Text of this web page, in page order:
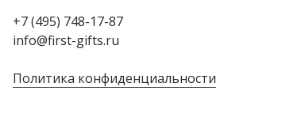
+7 (495) 748-17-87
info@first-gifts.ru
Политика конфиденциальности